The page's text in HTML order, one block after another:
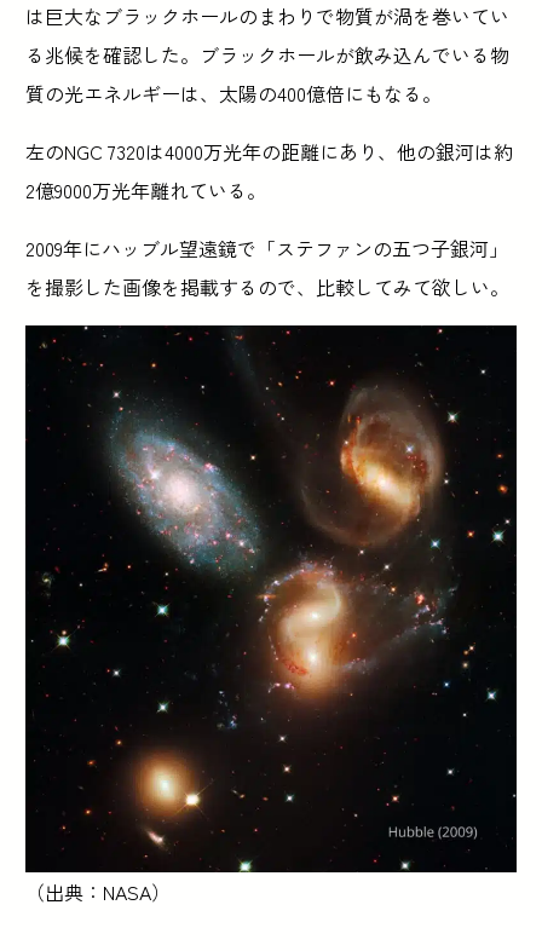
は巨大なブラックホールのまわりで物質が渦を巻いてい
る兆候を確認した。ブラックホールが飲み込んでいる物
質の光エネルギーは、太陽の400億倍にもなる。
左のNGC 7320は4000万光年の距離にあり、他の銀河は約
2億9000万光年離れている。
2009年にハッブル望遠鏡で「ステファンの五つ子銀河」
を撮影した画像を掲載するので、比較してみて欲しい。
（出典：NASA）